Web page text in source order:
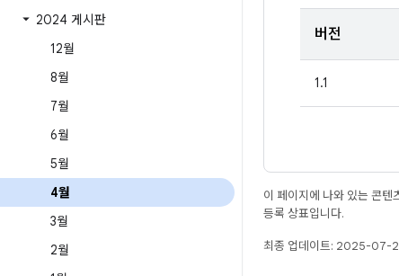
2024 게시판
12월
8월
7월
6월
5월
4월
3월
2월
버전
1.1
이 페이지에 나와 있는 콘텐
등록 상표입니다.
최종 업데이트: 2025-07-